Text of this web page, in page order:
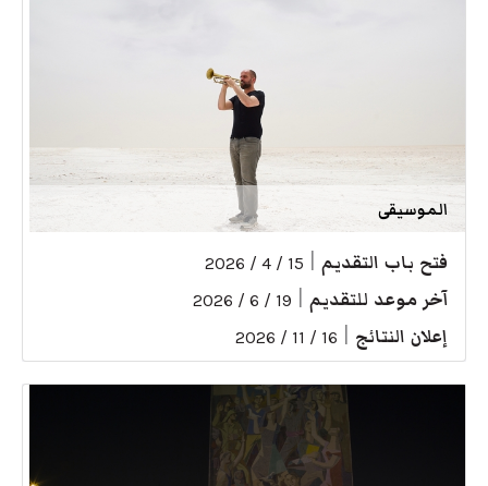
الموسيقى
فتح باب التقديم 15 / 4 / 2026
آخر موعد للتقديم 19 / 6 / 2026
إعلان النتائج 16 / 11 / 2026